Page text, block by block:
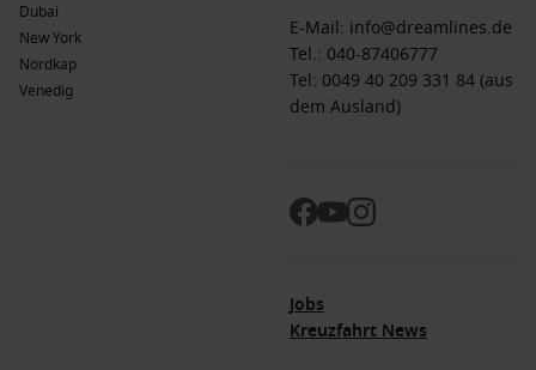
Dubai
New York
Nordkap
Venedig
E-Mail: info@dreamlines.de
Tel.: 040-87406777
Tel: 0049 40 209 331 84 (aus
dem Ausland)
Jobs
Kreuzfahrt News